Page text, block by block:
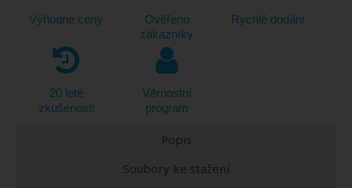
Výhodné ceny
Ověřeno
zákazníky
Rychlé dodání
20 leté
zkušenosti
Věrnostní
program
Popis
Soubory ke stažení